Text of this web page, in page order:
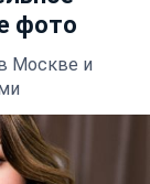
фото
Москве и